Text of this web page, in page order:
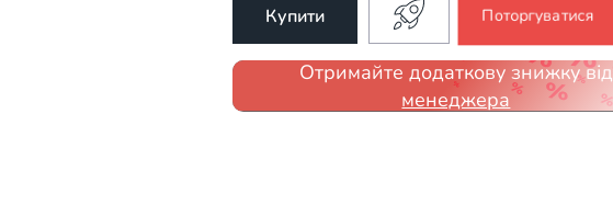
Купити Поторгуватися
Отримайте додаткову знижку від
менеджера